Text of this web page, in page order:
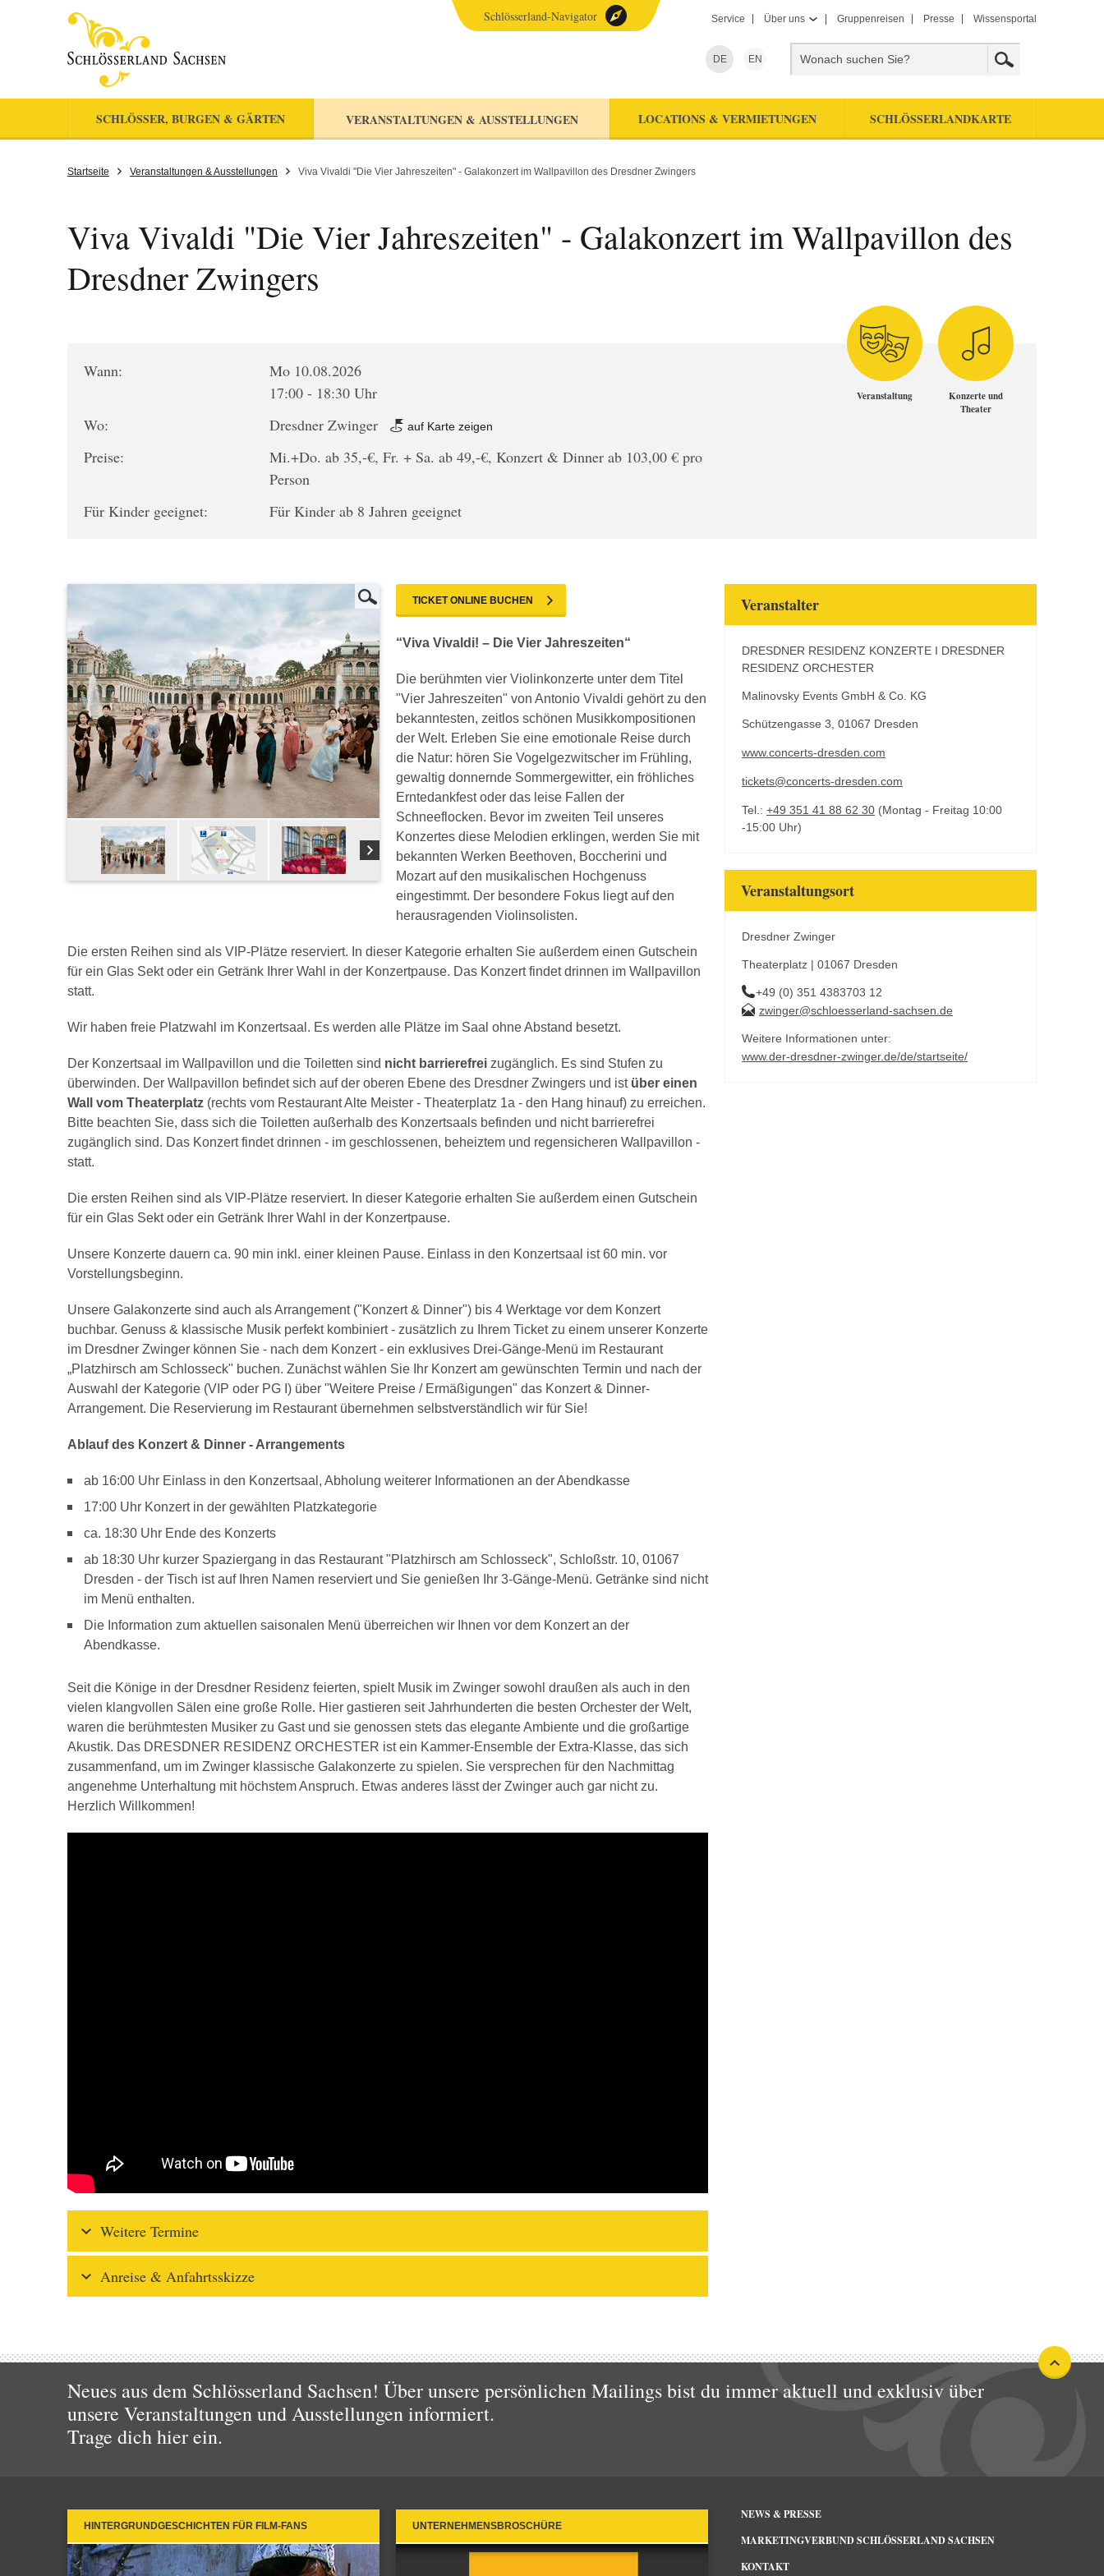
Service Über uns Gruppenreisen Presse Wissensportal
DE EN
SCHLÖSSER, BURGEN & GÄRTEN VERANSTALTUNGEN & AUSSTELLUNGEN LOCATIONS & VERMIETUNGEN SCHLÖSSERLANDKARTE
Schlösserland-Navigator
Startseite Veranstaltungen & Ausstellungen Viva Vivaldi "Die Vier Jahreszeiten" - Galakonzert im Wallpavillon des Dresdner Zwingers
Viva Vivaldi "Die Vier Jahreszeiten" - Galakonzert im Wallpavillon des
Dresdner Zwingers
Wann:
Mo 10.08.2026
17:00 - 18:30 Uhr
Wo:
Dresdner Zwinger auf Karte zeigen
Preise:
Mi.+Do. ab 35,-€, Fr. + Sa. ab 49,-€, Konzert & Dinner ab 103,00 € pro
Person
Für Kinder geeignet:
Für Kinder ab 8 Jahren geeignet
Veranstaltung
Konzerte und
Theater
TICKET ONLINE BUCHEN
“Viva Vivaldi! – Die Vier Jahreszeiten“
Die berühmten vier Violinkonzerte unter dem Titel
"Vier Jahreszeiten" von Antonio Vivaldi gehört zu den
bekanntesten, zeitlos schönen Musikkompositionen
der Welt. Erleben Sie eine emotionale Reise durch
die Natur: hören Sie Vogelgezwitscher im Frühling,
gewaltig donnernde Sommergewitter, ein fröhliches
Erntedankfest oder das leise Fallen der
Schneeflocken. Bevor im zweiten Teil unseres
Konzertes diese Melodien erklingen, werden Sie mit
bekannten Werken Beethoven, Boccherini und
Mozart auf den musikalischen Hochgenuss
eingestimmt. Der besondere Fokus liegt auf den
herausragenden Violinsolisten.
Die ersten Reihen sind als VIP-Plätze reserviert. In dieser Kategorie erhalten Sie außerdem einen Gutschein
für ein Glas Sekt oder ein Getränk Ihrer Wahl in der Konzertpause. Das Konzert findet drinnen im Wallpavillon
statt.
Wir haben freie Platzwahl im Konzertsaal. Es werden alle Plätze im Saal ohne Abstand besetzt.
Der Konzertsaal im Wallpavillon und die Toiletten sind nicht barrierefrei zugänglich. Es sind Stufen zu
überwinden. Der Wallpavillon befindet sich auf der oberen Ebene des Dresdner Zwingers und ist über einen
Wall vom Theaterplatz (rechts vom Restaurant Alte Meister - Theaterplatz 1a - den Hang hinauf) zu erreichen.
Bitte beachten Sie, dass sich die Toiletten außerhalb des Konzertsaals befinden und nicht barrierefrei
zugänglich sind. Das Konzert findet drinnen - im geschlossenen, beheiztem und regensicheren Wallpavillon -
statt.
Die ersten Reihen sind als VIP-Plätze reserviert. In dieser Kategorie erhalten Sie außerdem einen Gutschein
für ein Glas Sekt oder ein Getränk Ihrer Wahl in der Konzertpause.
Unsere Konzerte dauern ca. 90 min inkl. einer kleinen Pause. Einlass in den Konzertsaal ist 60 min. vor
Vorstellungsbeginn.
Unsere Galakonzerte sind auch als Arrangement ("Konzert & Dinner") bis 4 Werktage vor dem Konzert
buchbar. Genuss & klassische Musik perfekt kombiniert - zusätzlich zu Ihrem Ticket zu einem unserer Konzerte
im Dresdner Zwinger können Sie - nach dem Konzert - ein exklusives Drei-Gänge-Menü im Restaurant
„Platzhirsch am Schlosseck" buchen. Zunächst wählen Sie Ihr Konzert am gewünschten Termin und nach der
Auswahl der Kategorie (VIP oder PG I) über "Weitere Preise / Ermäßigungen" das Konzert & Dinner-
Arrangement. Die Reservierung im Restaurant übernehmen selbstverständlich wir für Sie!
Ablauf des Konzert & Dinner - Arrangements
ab 16:00 Uhr Einlass in den Konzertsaal, Abholung weiterer Informationen an der Abendkasse
17:00 Uhr Konzert in der gewählten Platzkategorie
ca. 18:30 Uhr Ende des Konzerts
ab 18:30 Uhr kurzer Spaziergang in das Restaurant "Platzhirsch am Schlosseck", Schloßstr. 10, 01067
Dresden - der Tisch ist auf Ihren Namen reserviert und Sie genießen Ihr 3-Gänge-Menü. Getränke sind nicht
im Menü enthalten.
Die Information zum aktuellen saisonalen Menü überreichen wir Ihnen vor dem Konzert an der
Abendkasse.
Seit die Könige in der Dresdner Residenz feierten, spielt Musik im Zwinger sowohl draußen als auch in den
vielen klangvollen Sälen eine große Rolle. Hier gastieren seit Jahrhunderten die besten Orchester der Welt,
waren die berühmtesten Musiker zu Gast und sie genossen stets das elegante Ambiente und die großartige
Akustik. Das DRESDNER RESIDENZ ORCHESTER ist ein Kammer-Ensemble der Extra-Klasse, das sich
zusammenfand, um im Zwinger klassische Galakonzerte zu spielen. Sie versprechen für den Nachmittag
angenehme Unterhaltung mit höchstem Anspruch. Etwas anderes lässt der Zwinger auch gar nicht zu.
Herzlich Willkommen!
Weitere Termine
Anreise & Anfahrtsskizze
Veranstalter
DRESDNER RESIDENZ KONZERTE I DRESDNER
RESIDENZ ORCHESTER
Malinovsky Events GmbH & Co. KG
Schützengasse 3, 01067 Dresden
www.concerts-dresden.com
tickets@concerts-dresden.com
Tel.: +49 351 41 88 62 30 (Montag - Freitag 10:00
-15:00 Uhr)
Veranstaltungsort
Dresdner Zwinger
Theaterplatz | 01067 Dresden
+49 (0) 351 4383703 12
zwinger@schloesserland-sachsen.de
Weitere Informationen unter:
www.der-dresdner-zwinger.de/de/startseite/
Neues aus dem Schlösserland Sachsen! Über unsere persönlichen Mailings bist du immer aktuell und exklusiv über
unsere Veranstaltungen und Ausstellungen informiert.
Trage dich hier ein.
HINTERGRUNDGESCHICHTEN FÜR FILM-FANS UNTERNEHMENSBROSCHÜRE
NEWS & PRESSE
MARKETINGVERBUND SCHLÖSSERLAND SACHSEN
KONTAKT